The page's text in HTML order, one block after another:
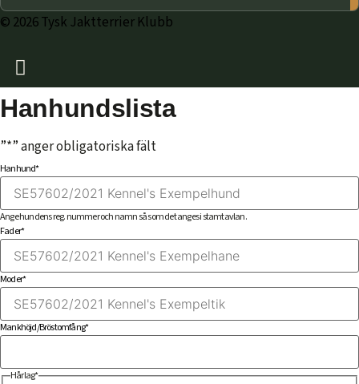
© 2026 Tysk Jaktterrier Klubb
Hanhundslista
”*” anger obligatoriska fält
Hanhund*
Ange hundens reg. nummer och namn så som det anges i stamtavlan.
Fader*
Moder*
Mankhöjd/Bröstomfång*
Hårlag*